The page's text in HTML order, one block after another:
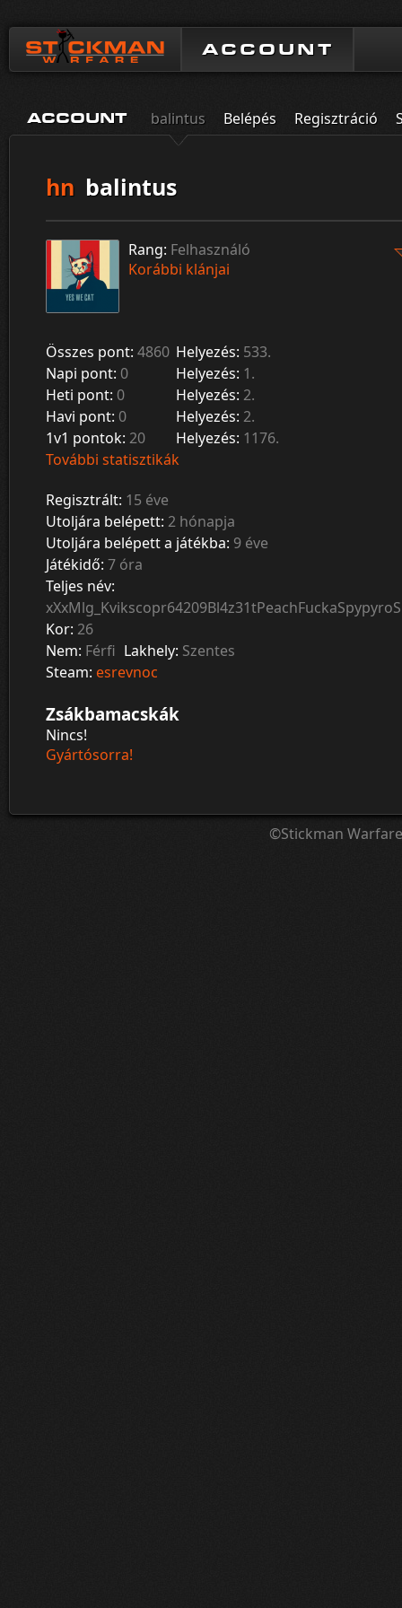
ACCOUNT
ACCOUNT balintus Belépés Regisztráció
hn balintus
Rang: Felhasználó
Korábbi klánjai
Összes pont: 4860 Helyezés: 533.
Napi pont: 0 Helyezés: 1.
Heti pont: 0 Helyezés: 2.
Havi pont: 0 Helyezés: 2.
1v1 pontok: 20 Helyezés: 1176.
További statisztikák
Regisztrált: 15 éve
Utoljára belépett: 2 hónapja
Utoljára belépett a játékba: 9 éve
Játékidő: 7 óra
Teljes név:
Kor: 26
Nem: Férfi Lakhely: Szentes
Steam: esrevnoc
Zsákbamacskák
Nincs!
Gyártósorra!
©Stickman Warfare